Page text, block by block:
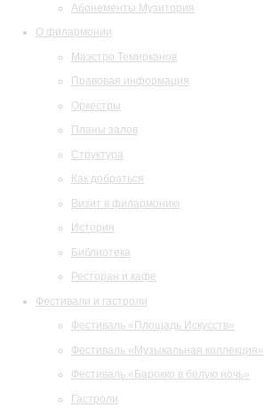
Абонементы Музитория
О филармонии
Маэстро Темирканов
Правовая информация
Оркестры
Планы залов
Структура
Как добраться
Визит в филармонию
История
Библиотека
Ресторан и кафе
Фестивали и гастроли
Фестиваль «Площадь Искусств»
Фестиваль «Музыкальная коллекция»
Фестиваль «Барокко в белую ночь»
Гастроли